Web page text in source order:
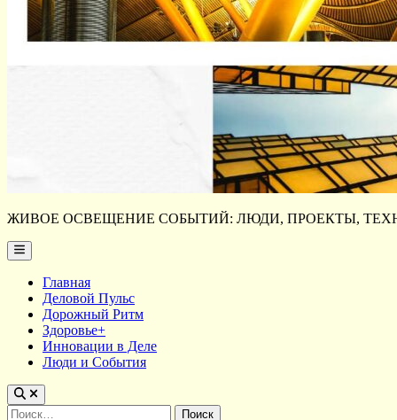
ЖИВОЕ ОСВЕЩЕНИЕ СОБЫТИЙ: ЛЮДИ, ПРОЕКТЫ,
Main
Menu
Главная
Деловой Пульс
Дорожный Ритм
Здоровье+
Инновации в Деле
Люди и События
Найти: